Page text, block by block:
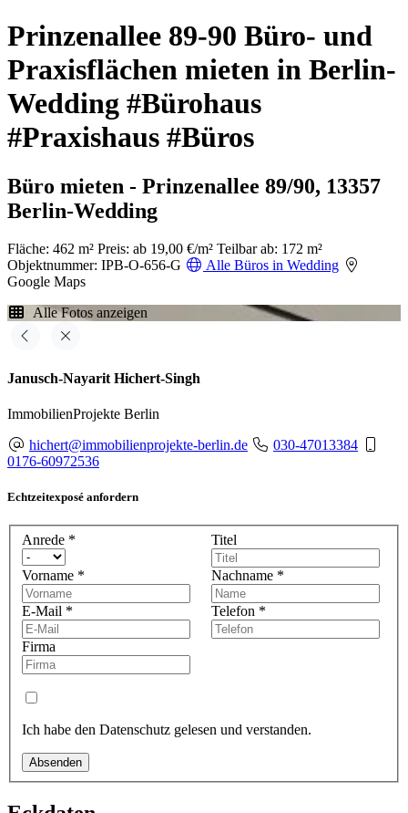
Prinzenallee 89-90 Büro- und
Praxisflächen mieten in Berlin-
Wedding #Bürohaus
#Praxishaus #Büros
Büro mieten - Prinzenallee 89/90, 13357
Berlin-Wedding
Fläche: 462 m² Preis: ab 19,00 €/m² Teilbar ab: 172 m²
Objektnummer: IPB-O-656-G
Alle Büros in Wedding
Google Maps
Alle Fotos anzeigen
Janusch-Nayarit Hichert-Singh
ImmobilienProjekte Berlin
hichert@immobilienprojekte-berlin.de
030-47013384
0176-60972536
Echtzeitexposé anfordern
Anrede * Titel
Vorname * Nachname *
E-Mail * Telefon *
Firma
Ich habe den Datenschutz gelesen und verstanden.
Absenden